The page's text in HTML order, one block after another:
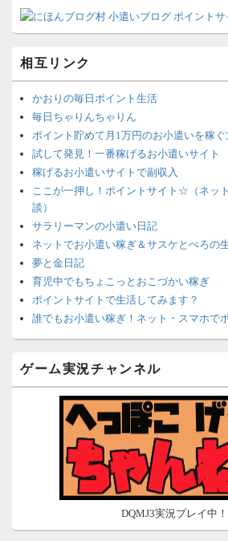
相互リンク
かおりの毎日ポイント生活
毎日ちゃりんちゃりん
ポイント貯めて月1万円のお小遣いを稼ぐ
試して発見！一番稼げるお小遣いサイト
稼げるお小遣いサイトで副収入
ここが一押し！ポイントサイト☆（ネッ
談）
サラリーマンの小遣い日記
ネットでお小遣い稼ぎ＆サスケとぺろの
夢と金日記
育児中でもちょこっとおこづかい稼ぎ
ポイントサイトで生活してみます？
誰でもお小遣い稼ぎ！ネット・スマホで
ネットで簡単にお小遣い稼ぎ☆安心・安
ポイントがお金に！？-空いた時間でちょ
在宅deお小遣い！～小銭だって集めれば
ネット収入攻略ナビ
ポイントサイトは安全？危険？お小遣い
ゲーム実況チャンネル
DQMJ3実況プレイ中！